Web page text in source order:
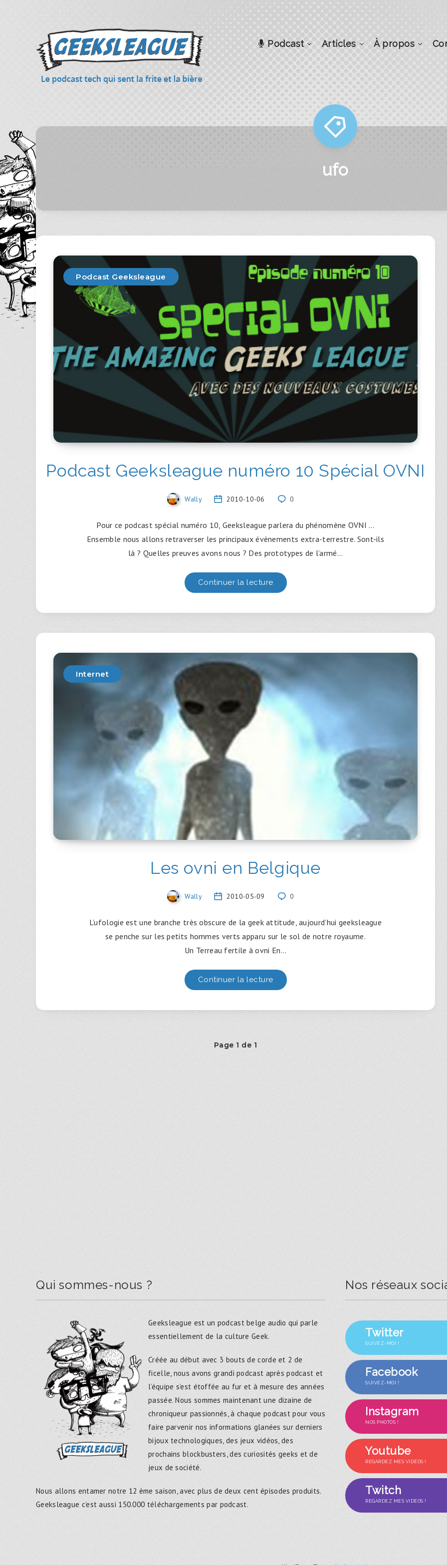
Podcast Articles À propos
ufo
Podcast Geeksleague
Podcast Geeksleague numéro 10 Spécial OVNI
Wally 2010-10-06 0
Pour ce podcast spécial numéro 10, Geeksleague parlera du phénomène OVNI …
Ensemble nous allons retraverser les principaux évènements extra-terrestre. Sont-ils
là ? Quelles preuves avons nous ? Des prototypes de l’armé…
Continuer la lecture
Internet
Les ovni en Belgique
Wally 2010-05-09 0
L’ufologie est une branche très obscure de la geek attitude, aujourd’hui geeksleague
se penche sur les petits hommes verts apparu sur le sol de notre royaume.
Un Terreau fertile à ovni En…
Continuer la lecture
Page 1 de 1
Qui sommes-nous ?
Geeksleague est un podcast belge audio qui parle
essentiellement de la culture Geek.
Créée au début avec 3 bouts de corde et 2 de
ficelle, nous avons grandi podcast après podcast et
l’équipe s’est étoffée au fur et à mesure des années
passée. Nous sommes maintenant une dizaine de
chroniqueur passionnés, à chaque podcast pour vous
faire parvenir nos informations glanées sur derniers
bijoux technologiques, des jeux vidéos, des
prochains blockbusters, des curiosités geeks et de
jeux de société.
Nous allons entamer notre 12 ème saison, avec plus de deux cent épisodes produits.
Geeksleague c’est aussi 150.000 téléchargements par podcast.
Nos réseaux
Twitter
SUIVEZ-MOI !
Facebook
SUIVEZ-MOI !
Instagram
NOS PHOTOS !
Youtube
REGARDEZ MES VIDÉOS !
Twitch
REGARDEZ MES VIDÉOS !